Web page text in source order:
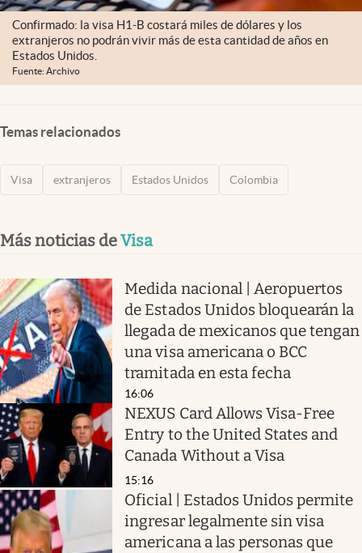
Confirmado: la visa H1-B costará miles de dólares y los
extranjeros no podrán vivir más de esta cantidad de años en
Estados Unidos.
Fuente: Archivo
Temas relacionados
Visa extranjeros Estados Unidos Colombia
Más noticias deVisa
Medida nacional | Aeropuertos
de Estados Unidos bloquearán la
llegada de mexicanos que tengan
una visa americana o BCC
tramitada en esta fecha
16:06
NEXUS Card Allows Visa-Free
Entry to the United States and
Canada Without a Visa
15:16
Oficial | Estados Unidos permite
ingresar legalmente sin visa
americana a las personas que